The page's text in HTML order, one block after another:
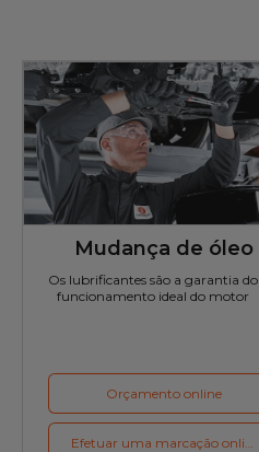
Mudança de óleo
Os lubrificantes são a garantia do
funcionamento ideal do motor
Orçamento online
Efetuar uma marcação online